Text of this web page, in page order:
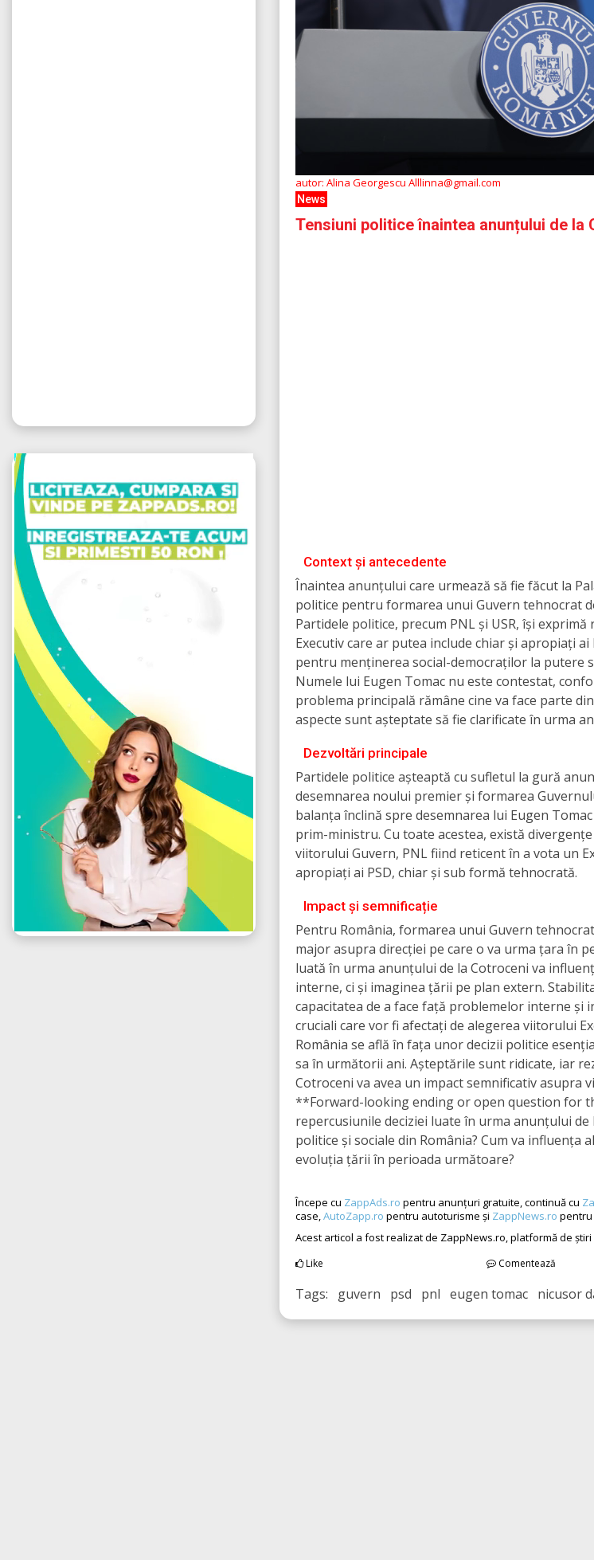
autor: Alina Georgescu Alllinna@gmail.com
News
Tensiuni politice înaintea anunțului de la
Context și antecedente
Înaintea anunțului care urmează să fie făcut la
politice pentru formarea unui Guvern tehnocrat
Partidele politice, precum PNL și USR, își
Executiv care ar putea include chiar și apropiați ai
pentru menținerea social-democraților la putere
Numele lui Eugen Tomac nu este contestat,
problema principală rămâne cine va face parte
aspecte sunt așteptate să fie clarificate în urma
Dezvoltări principale
Partidele politice așteaptă cu sufletul la gură
desemnarea noului premier și formarea
balanța înclină spre desemnarea lui Eugen
prim-ministru. Cu toate acestea, există
viitorului Guvern, PNL fiind reticent în a vota un
apropiați ai PSD, chiar și sub formă tehnocrată.
Impact și semnificație
Pentru România, formarea unui Guvern
major asupra direcției pe care o va urma țara în
luată în urma anunțului de la Cotroceni va
interne, ci și imaginea țării pe plan extern.
capacitatea de a face față problemelor interne și
cruciali care vor fi afectați de alegerea viitorului
România se află în fața unor decizii politice
sa în următorii ani. Așteptările sunt ridicate, iar
Cotroceni va avea un impact semnificativ asupra
**Forward-looking ending or open question for
repercusiunile deciziei luate în urma anunțului
politice și sociale din România? Cum va influența
evoluția țării în perioada următoare?
Începe cu ZappAds.ro pentru anunțuri gratuite, continuă cu
case, AutoZapp.ro pentru autoturisme și ZappNews.ro pentru
Acest articol a fost realizat de ZappNews.ro, platformă de
Like Comentează
Tags: guvern psd pnl eugen tomac nicusor